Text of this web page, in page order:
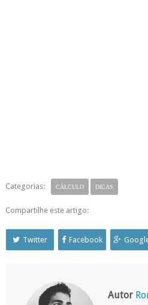
Categorias: CÁLCULO DICAS
Compartilhe este artigo:
Twitter Facebook
Autor